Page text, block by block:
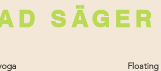
Floating